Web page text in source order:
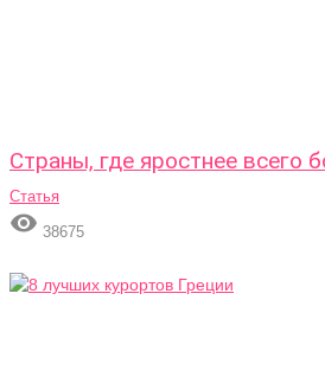
Страны, где яростнее всего
Статья
 38675